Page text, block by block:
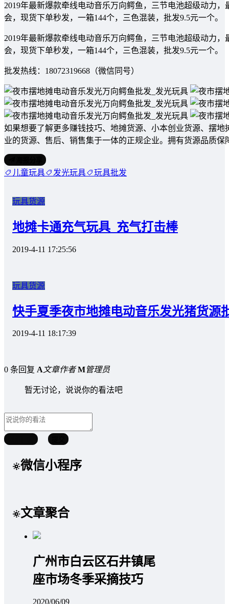
2019年最新爆款牵线电动音乐万向鳄鱼，三节电池超级动力
会，现货下单秒发，一箱144个，三色混装，批发9.5元一个。
2019年最新爆款牵线电动音乐万向鳄鱼，三节电池超级动力
会，现货下单秒发，一箱144个，三色混装，批发9.5元一个。
批发热线：18072319668（微信同号）
如果想要了解更多赚钱技巧、地摊货源、小本创业货源、摆
业的货源、售后、销售集于一体的正规企业。拥有货源品质
儿童玩具 发光玩具 玩具批发
玩具货源
地摊卡通充气玩具_充气打击棒
2019-4-11 17:25:56
玩具货源
快手夏季夜市地摊电动音乐发光猪货源
2019-4-11 18:17:39
0 条回复 A文章作者 M管理员
暂无讨论，说说你的看法吧
微信小程序
文章聚合
广州市白云区石井镇尾
座市场冬季采摘技巧
2020/06/09